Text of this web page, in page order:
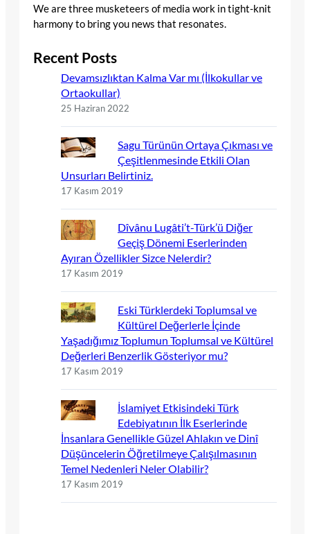
We are three musketeers of media work in tight-knit
harmony to bring you news that resonates.
Recent Posts
Devamsızlıktan Kalma Var mı (İlkokullar ve
Ortaokullar)
25 Haziran 2022
Sagu Türünün Ortaya Çıkması ve
Çeşitlenmesinde Etkili Olan
Unsurları Belirtiniz.
17 Kasım 2019
Dîvânu Lugâti’t-Türk’ü Diğer
Geçiş Dönemi Eserlerinden
Ayıran Özellikler Sizce Nelerdir?
17 Kasım 2019
Eski Türklerdeki Toplumsal ve
Kültürel Değerlerle İçinde
Yaşadığımız Toplumun Toplumsal ve Kültürel
Değerleri Benzerlik Gösteriyor mu?
17 Kasım 2019
İslamiyet Etkisindeki Türk
Edebiyatının İlk Eserlerinde
İnsanlara Genellikle Güzel Ahlakın ve Dinî
Düşüncelerin Öğretilmeye Çalışılmasının
Temel Nedenleri Neler Olabilir?
17 Kasım 2019